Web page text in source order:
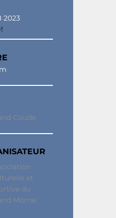
2023
Coude
et
du
Morne